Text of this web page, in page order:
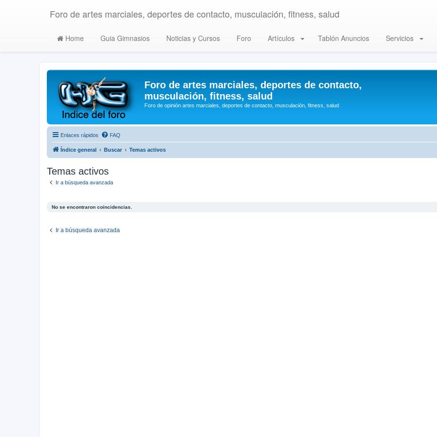
Foro de artes marciales, deportes de contacto, musculación, fitness, salud
Home Guia Gimnasios Noticias y Cursos Foro Artículos Tablón Anuncios Servicios
Foro de artes marciales, deportes de contacto,
musculación, fitness, salud
Foro de opinión artes marciales, deportes de contacto, musculación, fitness, salud
Enlaces rápidos FAQ
Índice general Buscar Temas activos
Temas activos
Ir a búsqueda avanzada
No se encontraron coincidencias.
Ir a búsqueda avanzada